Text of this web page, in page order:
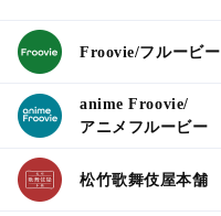
Froovie/フルービー
anime Froovie/
アニメフルービー
松竹歌舞伎屋本舗